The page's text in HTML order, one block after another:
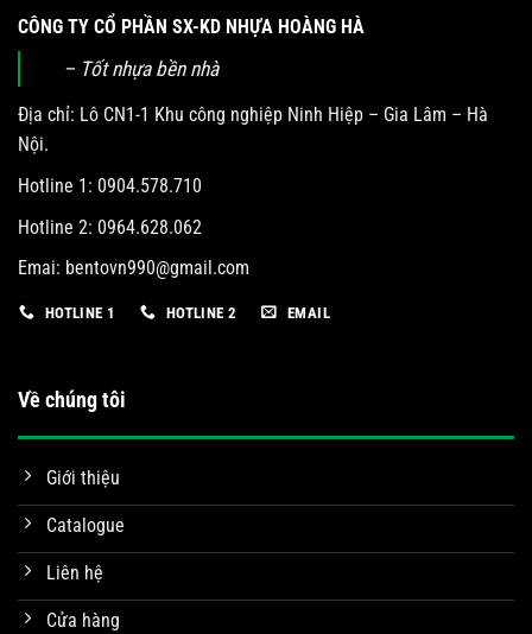
CÔNG TY CỔ PHẦN SX-KD NHỰA HOÀNG HÀ
– Tốt nhựa bền nhà
Địa chỉ: Lô CN1-1 Khu công nghiệp Ninh Hiệp – Gia Lâm – Hà
Nội.
Hotline 1: 0904.578.710
Hotline 2: 0964.628.062
Emai: bentovn990@gmail.com
HOTLINE 1 HOTLINE 2 EMAIL
Về chúng tôi
Giới thiệu
Catalogue
Liên hệ
Cửa hàng